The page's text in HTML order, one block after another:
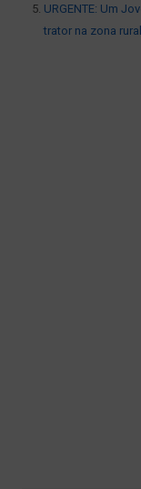
URGENTE: Um
trator na zona